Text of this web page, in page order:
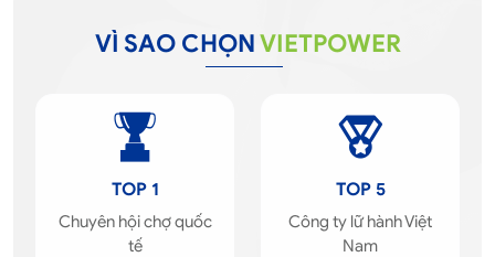
VÌ SAO CHỌNVIETPOWER
TOP 1
Chuyên hội chợ quốc
tế
TOP 5
Công ty lữ hành Việt
Nam